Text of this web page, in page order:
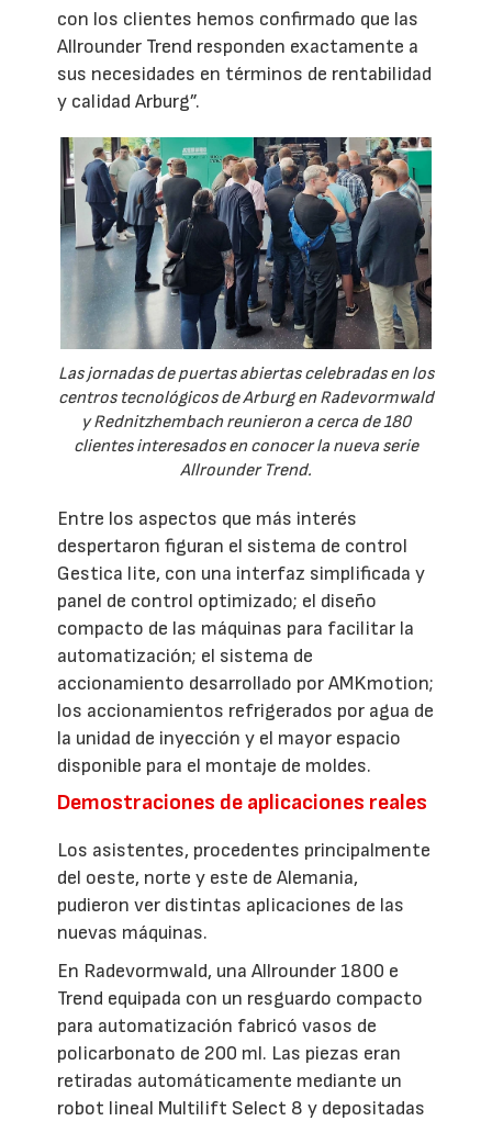
con los clientes hemos confirmado que las
Allrounder Trend responden exactamente a
sus necesidades en términos de rentabilidad
y calidad Arburg”.
Las jornadas de puertas abiertas celebradas en los
centros tecnológicos de Arburg en Radevormwald
y Rednitzhembach reunieron a cerca de 180
clientes interesados en conocer la nueva serie
Allrounder Trend.
Entre los aspectos que más interés
despertaron figuran el sistema de control
Gestica lite, con una interfaz simplificada y
panel de control optimizado; el diseño
compacto de las máquinas para facilitar la
automatización; el sistema de
accionamiento desarrollado por AMKmotion;
los accionamientos refrigerados por agua de
la unidad de inyección y el mayor espacio
disponible para el montaje de moldes.
Demostraciones de aplicaciones reales
Los asistentes, procedentes principalmente
del oeste, norte y este de Alemania,
pudieron ver distintas aplicaciones de las
nuevas máquinas.
En Radevormwald, una Allrounder 1800 e
Trend equipada con un resguardo compacto
para automatización fabricó vasos de
policarbonato de 200 ml. Las piezas eran
retiradas automáticamente mediante un
robot lineal Multilift Select 8 y depositadas